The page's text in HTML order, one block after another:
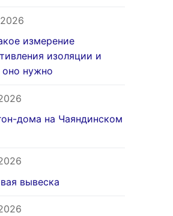
измерение
изоляции и
оно нужно
дома на Чаяндинском
вывеска